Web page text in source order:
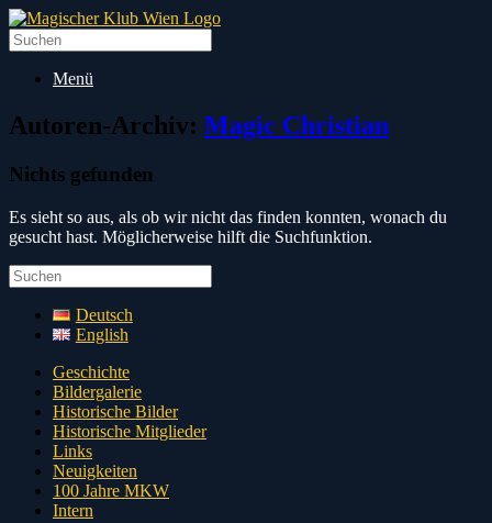
Zum
Inhalt
springen
Suche
nach:
Menü
Autoren-Archiv: Magic Christian
Nichts gefunden
Es sieht so aus, als ob wir nicht das finden konnten, wonach du
gesucht hast. Möglicherweise hilft die Suchfunktion.
Suche
nach:
Deutsch
English
Geschichte
Bildergalerie
Historische Bilder
Historische Mitglieder
Links
Neuigkeiten
100 Jahre MKW
Intern